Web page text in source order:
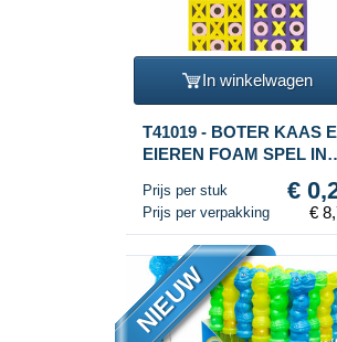
In winkelwagen
T41019 - BOTER KAAS
EIEREN FOAM SPEL IN
Prijs per stuk €
Prijs per verpakking €
NIEUW